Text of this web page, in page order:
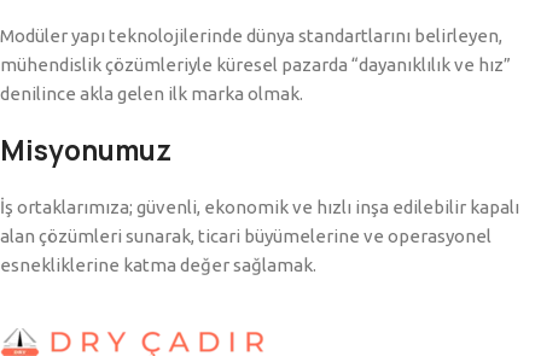
Modüler yapı teknolojilerinde dünya standartlarını belirleyen,
mühendislik çözümleriyle küresel pazarda “dayanıklılık ve hız”
denilince akla gelen ilk marka olmak.
Misyonumuz
İş ortaklarımıza; güvenli, ekonomik ve hızlı inşa edilebilir kapalı
alan çözümleri sunarak, ticari büyümelerine ve operasyonel
esnekliklerine katma değer sağlamak.